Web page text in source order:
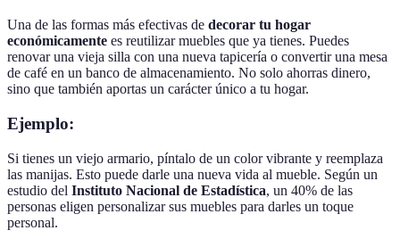
Una de las formas más efectivas de decorar tu hogar
económicamente es reutilizar muebles que ya tienes. Puedes
renovar una vieja silla con una nueva tapicería o convertir una mesa
de café en un banco de almacenamiento. No solo ahorras dinero,
sino que también aportas un carácter único a tu hogar.
Ejemplo:
Si tienes un viejo armario, píntalo de un color vibrante y reemplaza
las manijas. Esto puede darle una nueva vida al mueble. Según un
estudio del Instituto Nacional de Estadística, un 40% de las
personas eligen personalizar sus muebles para darles un toque
personal.